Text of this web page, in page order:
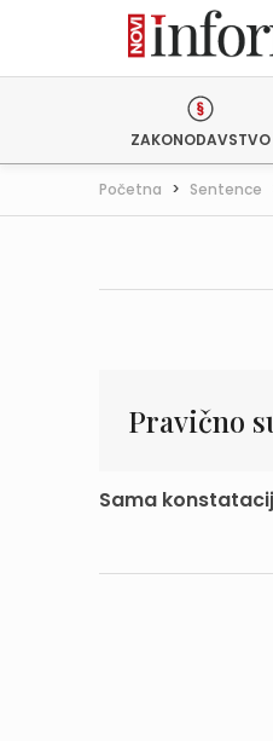
ZAKONODAVSTVO
Početna > Sentence
Pravično
Sama